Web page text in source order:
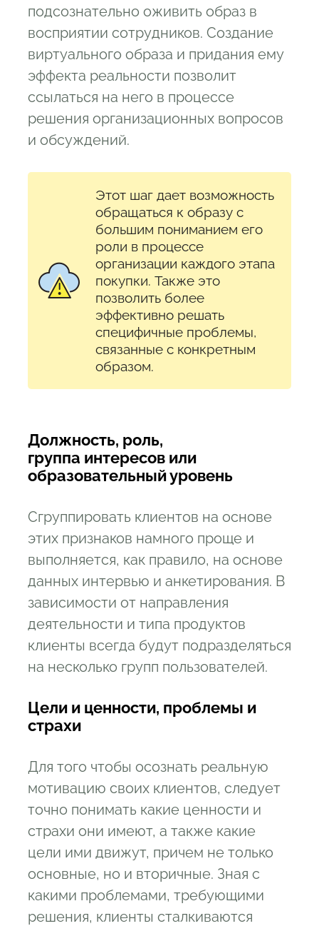
подсознательно оживить образ в
восприятии сотрудников. Создание
виртуального образа и придания ему
эффекта реальности позволит
ссылаться на него в процессе
решения организационных вопросов
и обсуждений.
Этот шаг дает возможность
обращаться к образу с
большим пониманием его
роли в процессе
организации каждого этапа
покупки. Также это
позволить более
эффективно решать
специфичные проблемы,
связанные с конкретным
образом.
Должность, роль,
группа интересов или
образовательный уровень
Сгруппировать клиентов на основе
этих признаков намного проще и
выполняется, как правило, на основе
данных интервью и анкетирования. В
зависимости от направления
деятельности и типа продуктов
клиенты всегда будут подразделяться
на несколько групп пользователей.
Цели и ценности, проблемы и
страхи
Для того чтобы осознать реальную
мотивацию своих клиентов, следует
точно понимать какие ценности и
страхи они имеют, а также какие
цели ими движут, причем не только
основные, но и вторичные. Зная с
какими проблемами, требующими
решения, клиенты сталкиваются